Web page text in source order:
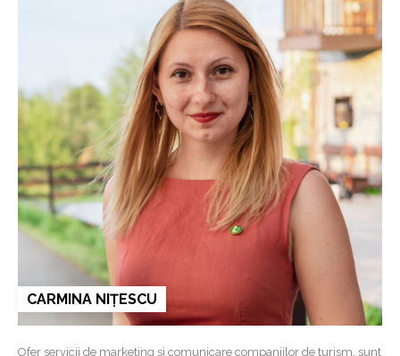
CARMINA NIȚESCU
Ofer servicii de marketing și comunicare companiilor de turism, sunt